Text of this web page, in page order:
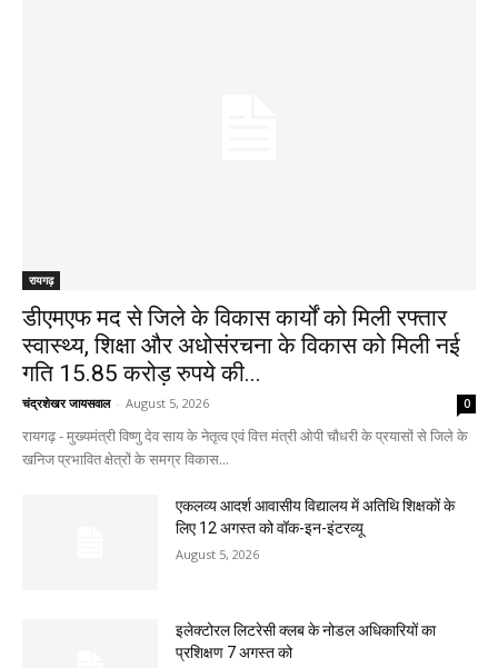
रायगढ़
डीएमएफ मद से जिले के विकास कार्यों को मिली रफ्तार
स्वास्थ्य, शिक्षा और अधोसंरचना के विकास को मिली नई
गति 15.85 करोड़ रुपये की...
चंद्रशेखर जायसवाल - August 5, 2026 0
रायगढ़ - मुख्यमंत्री विष्णु देव साय के नेतृत्व एवं वित्त मंत्री ओपी चौधरी के प्रयासों से जिले के
खनिज प्रभावित क्षेत्रों के समग्र विकास...
एकलव्य आदर्श आवासीय विद्यालय में अतिथि शिक्षकों के
लिए 12 अगस्त को वॉक-इन-इंटरव्यू
August 5, 2026
इलेक्टोरल लिटरेसी क्लब के नोडल अधिकारियों का
प्रशिक्षण 7 अगस्त को